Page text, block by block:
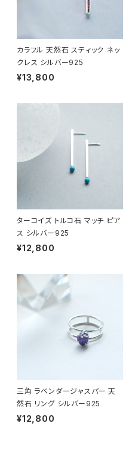
カラフル 天然石 スティック ネッ
クレス シルバー925
¥13,800
ターコイズ トルコ石 マッチ ピア
ス シルバー925
¥12,800
三角 ラベンダージャスパー 天
然石 リング シルバー925
¥12,800